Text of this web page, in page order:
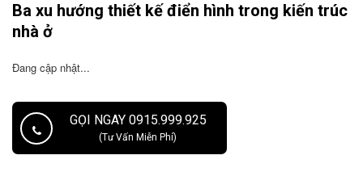
Ba xu hướng thiết kế điển hình trong kiến trúc
nhà ở
Đang cập nhật...
GỌI NGAY 0915.999.925
(Tư Vấn Miễn Phí)